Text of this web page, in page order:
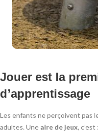
Jouer est la
d’apprentissage
Les enfants ne perçoivent pas
adultes. Une aire de jeux, c’est :